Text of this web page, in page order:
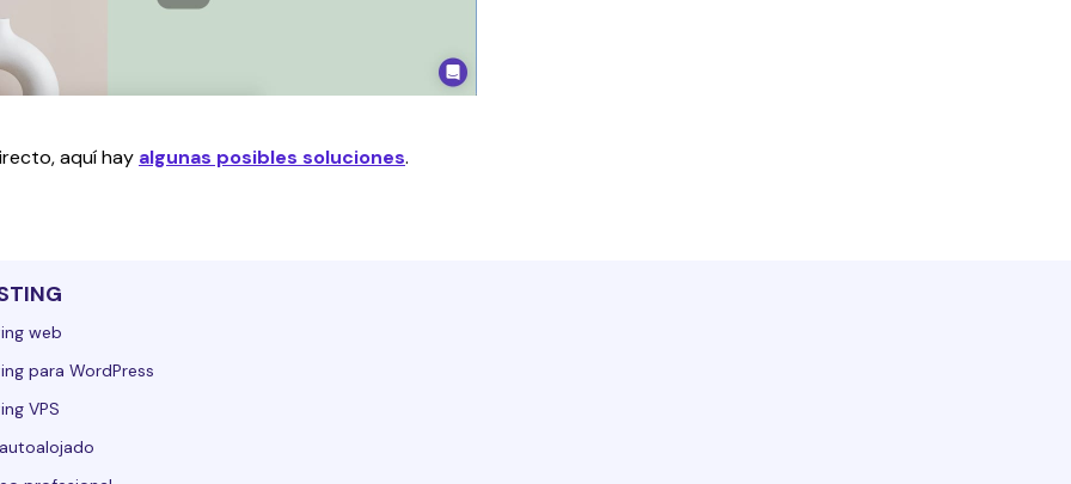
aquí hay algunas posibles soluciones.
web
para WordPress
VPS